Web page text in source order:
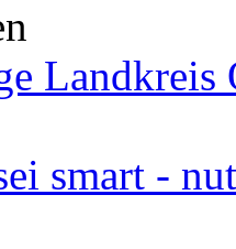
Landkreis
smart -